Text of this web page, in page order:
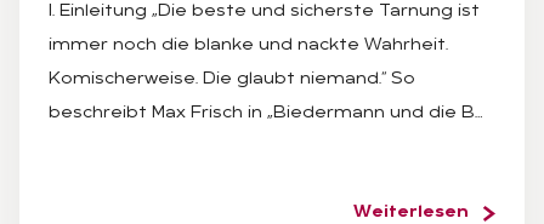
I. Einleitung „Die beste und sicherste Tarnung ist
immer noch die blanke und nackte Wahrheit.
Komischerweise. Die glaubt niemand.“ So
beschreibt Max Frisch in „Biedermann und die B…
Weiterlesen